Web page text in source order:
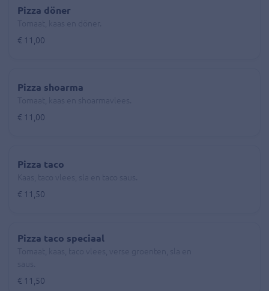
Pizza döner
€ 11,00
Pizza shoarma
€ 11,00
Pizza taco
€ 11,50
Pizza taco speciaal
€ 11,50